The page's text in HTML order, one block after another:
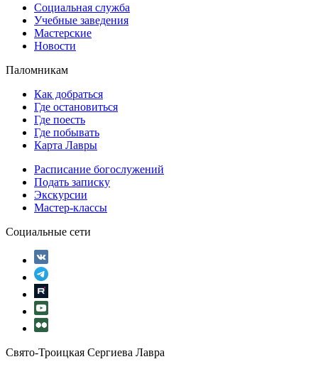
Социальная служба
Учебные заведения
Мастерские
Новости
Паломникам
Как добраться
Где остановиться
Где поесть
Где побывать
Карта Лавры
Расписание богослужений
Подать записку
Экскурсии
Мастер-классы
Социальные сети
Свято-Троицкая Сергиева Лавра